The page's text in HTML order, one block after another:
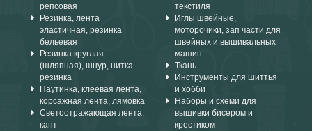
репсовая
Резинка, лента
эластичная, резинка
бельевая
Резинка круглая
(шляпная), шнур, нитка-
резинка
Паутинка, клеевая лента,
корсажная лента, лямовка
Светоотражающая лента,
кант
текстиля
Иглы швейные,
моторочики, зап части для
швейных и вышивальных
машин
Ткань
Инструменты для шиттья
и хобби
Наборы и схеми для
вышивки бисером и
крестиком